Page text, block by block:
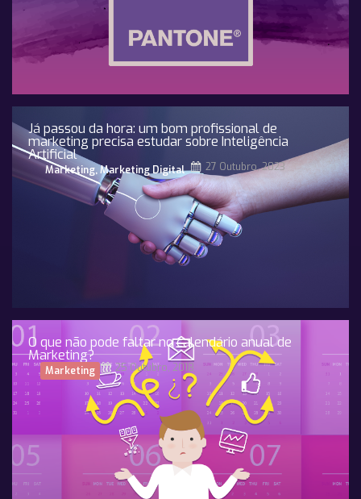
Já passou da hora: um bom profissional de
marketing precisa estudar sobre Inteligência
Artificial
Marketing,Marketing Digital 27 Outubro, 2023
O que não pode faltar no calendário anual de
Marketing?
Marketing 25 Outubro, 2018